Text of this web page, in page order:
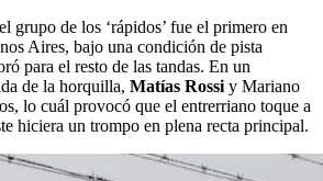
grupo de los ‘rápidos’ fue el primero en
Aires, bajo una condición de pista
para el resto de las tandas. En un
de la horquilla, Matías Rossi y Mariano
lo cuál provocó que el entrerriano toque a
hiciera un trompo en plena recta principal.